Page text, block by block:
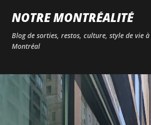
Passer au contenu principal
NOTRE MONTRÉALITÉ
Blog de sorties, restos, culture, style de vie à
Montréal